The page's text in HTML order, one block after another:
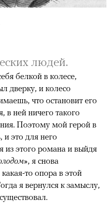
людей.
белкой в колесе,
дверку, и колесо
что остановит его
в ней ничего такого
Поэтому мой герой в
и это для него
этого романа и выйдя
, я снова
то опора в этой
я вернулся к замыслу,